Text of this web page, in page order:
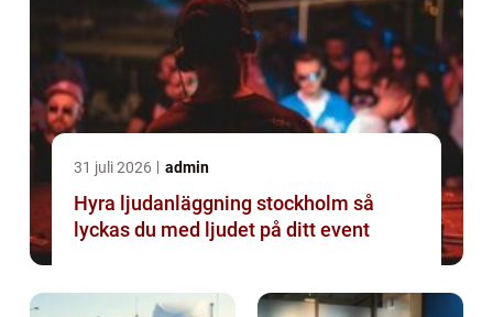
31 juli 2026 admin
Hyra ljudanläggning stockholm så
lyckas du med ljudet på ditt event